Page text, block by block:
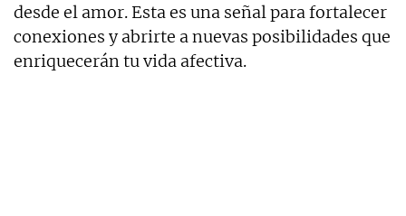
desde el amor. Esta es una señal para fortalecer
conexiones y abrirte a nuevas posibilidades que
enriquecerán tu vida afectiva.